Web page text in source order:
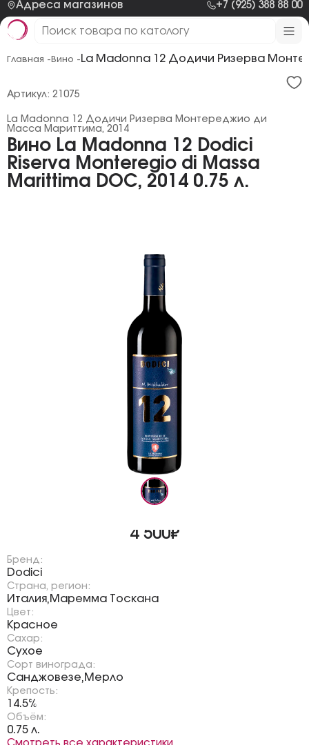
Адреса магазинов +7 (925) 388 88 00
Главная - Вино - La Madonna 12 Додичи Ризерва
Вино La Madonna 12 Dodici
Riserva Monteregio di Massa
Marittima DOC, 2014 0.75 л.
La Madonna 12 Додичи Ризерва Монтереджио ди
Масса Мариттима, 2014
Артикул: 21075
4 500₽
Бренд:
Dodici
Страна, регион:
Италия,Маремма Тоскана
Цвет:
Красное
Сахар:
Сухое
Сорт винограда:
Санджовезе,Мерло
Крепость:
14.5%
Объём:
0.75 л.